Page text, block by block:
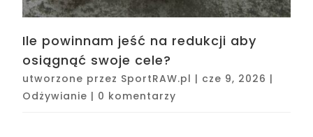
Ile powinnam jeść na redukcji aby
osiągnąć swoje cele?
utworzone przez SportRAW.pl | cze 9, 2026 |
Odżywianie | 0 komentarzy